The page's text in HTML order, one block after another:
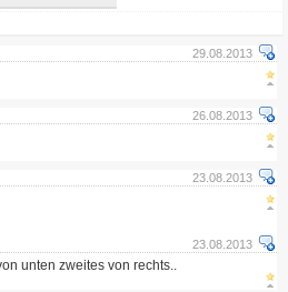
29.08.2013
26.08.2013
23.08.2013
23.08.2013
unten zweites von rechts..